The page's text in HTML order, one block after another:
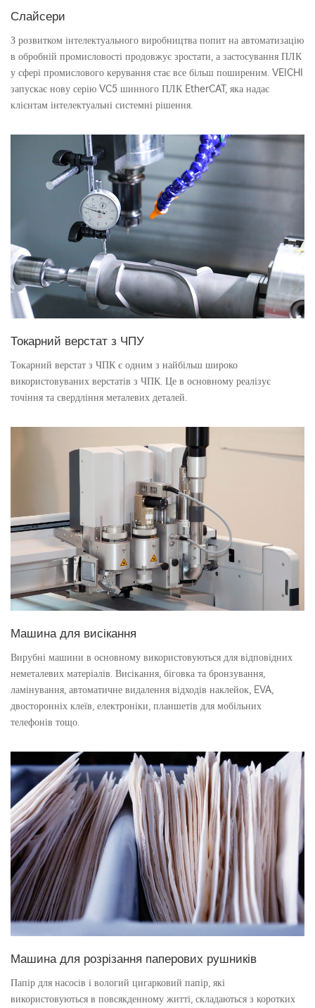
Слайсери
З розвитком інтелектуального виробництва попит на автоматизацію
в обробній промисловості продовжує зростати, а застосування ПЛК
у сфері промислового керування стає все більш поширеним. VEICHI
запускає нову серію VC5 шинного ПЛК EtherCAT, яка надає
клієнтам інтелектуальні системні рішення.
Токарний верстат з ЧПУ
Токарний верстат з ЧПК є одним з найбільш широко
використовуваних верстатів з ЧПК. Це в основному реалізує
точіння та свердління металевих деталей.
Машина для висікання
Вирубні машини в основному використовуються для відповідних
неметалевих матеріалів. Висікання, біговка та бронзування,
ламінування, автоматичне видалення відходів наклейок, EVA,
двосторонніх клеїв, електроніки, планшетів для мобільних
телефонів тощо.
Машина для розрізання паперових рушників
Папір для насосів і вологий цигарковий папір, які
використовуються в повсякденному житті, складаються з коротких